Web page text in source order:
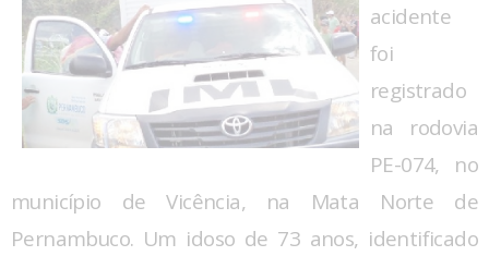
acidente
foi
registrado
na rodovia
PE-074, no
município de Vicência, na Mata Norte de
Pernambuco. Um idoso de 73 anos, identificado